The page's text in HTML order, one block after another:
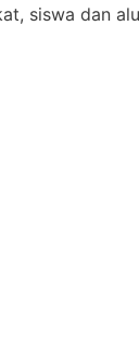
siswa dan